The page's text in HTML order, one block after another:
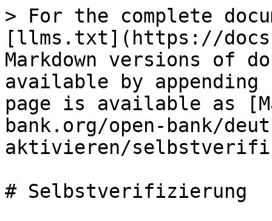
> For the complete
[llms.txt](https://
Markdown versions of
available by
page is available as
bank.org/open-bank/
aktivieren/
# Selbstverifizierung